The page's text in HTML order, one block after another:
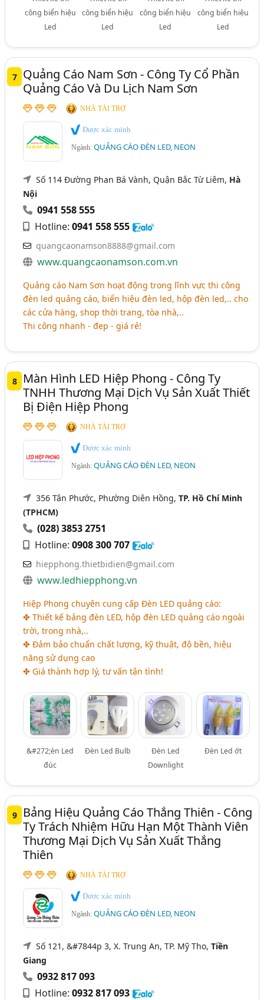
công biển hiệu
Led
công biển hiệu
Led
công biển hiệu
Led
công biển hiệu
Led
7
Quảng Cáo Nam Sơn - Công Ty Cổ Phần
Quảng Cáo Và Du Lịch Nam Sơn
NHÀ TÀI TRỢ
Được xác minh
Ngành:QUẢNG CÁO ĐÈN LED, NEON
Số 114 Đường Phan Bá Vành, Quận Bắc Từ Liêm, Hà
Nội
0941 558 555
Hotline:0941 558 555
quangcaonamson8888@gmail.com
www.quangcaonamson.com.vn
Quảng cáo Nam Sơn hoạt động trong lĩnh vực thi công
đèn led quảng cáo, biển hiệu đèn led, hộp đèn led,.. cho
các cửa hàng, shop thời trang, tòa nhà,..
Thi công nhanh - đẹp - giá rẻ!
8
Màn Hình LED Hiệp Phong - Công Ty
TNHH Thương Mại Dịch Vụ Sản Xuất Thiết
Bị Điện Hiệp Phong
NHÀ TÀI TRỢ
Được xác minh
Ngành:QUẢNG CÁO ĐÈN LED, NEON
356 Tân Phước, Phường Diên Hồng,TP. Hồ Chí Minh
(TPHCM)
(028) 3853 2751
Hotline:0908 300 707
hiepphong.thietbidien@gmail.com
www.ledhiepphong.vn
Hiệp Phong chuyên cung cấp Đèn LED quảng cáo:
✤ Thiết kế bảng đèn LED, hộp đèn LED quảng cáo ngoài
trời, trong nhà,..
✤ Đảm bảo chuẩn chất lượng, kỹ thuật, độ bền, hiệu
năng sử dụng cao
✤ Giá thành hợp lý, tư vấn tận tình!
&#272;èn Led
đúc
Đèn Led Bulb
Đèn Led
Downlight
Đèn Led ớt
9
Bảng Hiệu Quảng Cáo Thắng Thiên - Công
Ty Trách Nhiệm Hữu Hạn Một Thành Viên
Thương Mại Dịch Vụ Sản Xuất Thắng
Thiên
NHÀ TÀI TRỢ
Được xác minh
Ngành:QUẢNG CÁO ĐÈN LED, NEON
Số 121, &#7844p 3, X. Trung An, TP. Mỹ Tho,Tiền
Giang
0932 817 093
Hotline:0932 817 093